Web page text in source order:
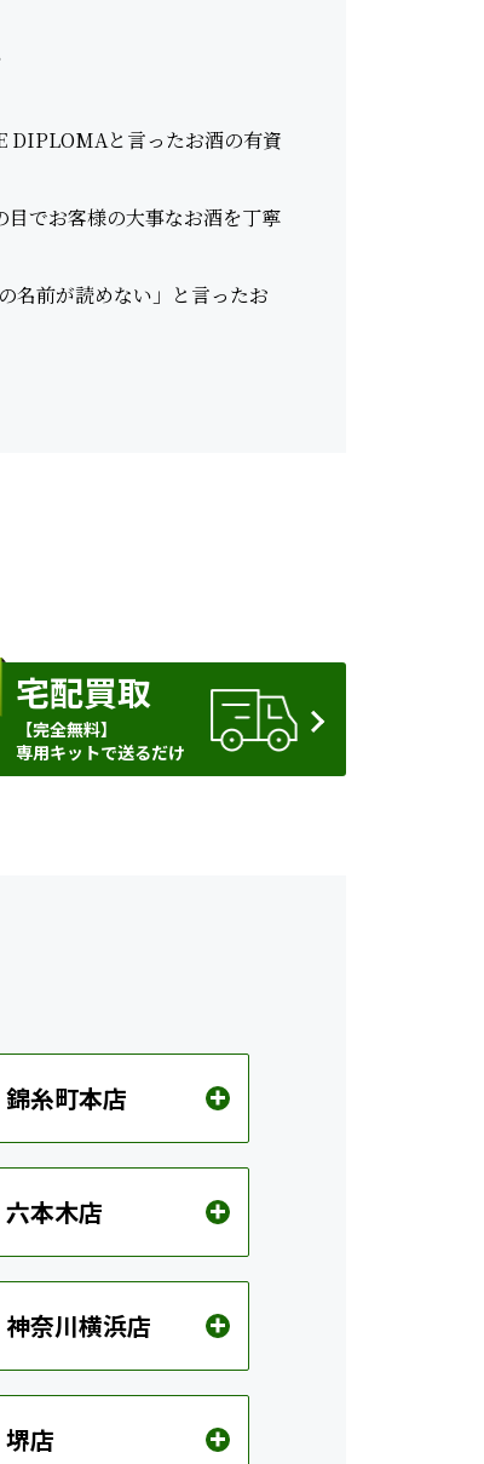
DIPLOMAと言ったお酒の有資
でお客様の大事なお酒を丁寧
名前が読めない」と言ったお
宅配買取
【完全無料】
専用キットで送るだけ
錦糸町本店
六本木店
神奈川横浜店
堺店